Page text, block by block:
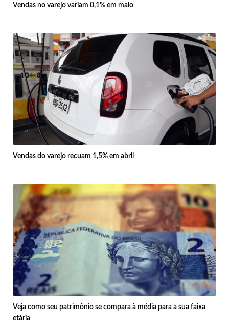
Vendas no varejo variam 0,1% em maio
Vendas do varejo recuam 1,5% em abril
Veja como seu patrimônio se compara à média para a sua faixa
etária